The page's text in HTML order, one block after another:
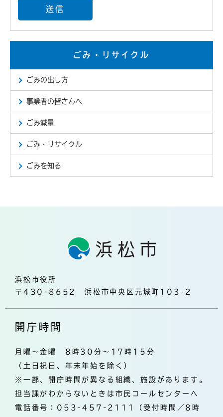
ごみ・リサイクル
ごみの出し方
事業者の皆さんへ
ごみ減量
ごみ・リサイクル
ごみを知る
浜松市役所
〒430-8652 浜松市中央区元城町103-2
開庁時間
月曜～金曜 8時30分～17時15分
（土日祝日、年末年始を除く）
※一部、開庁時間が異なる組織、施設があります。
担当課がわからないときは市民コールセンターへ
電話番号：053-457-2111（受付時間／8時